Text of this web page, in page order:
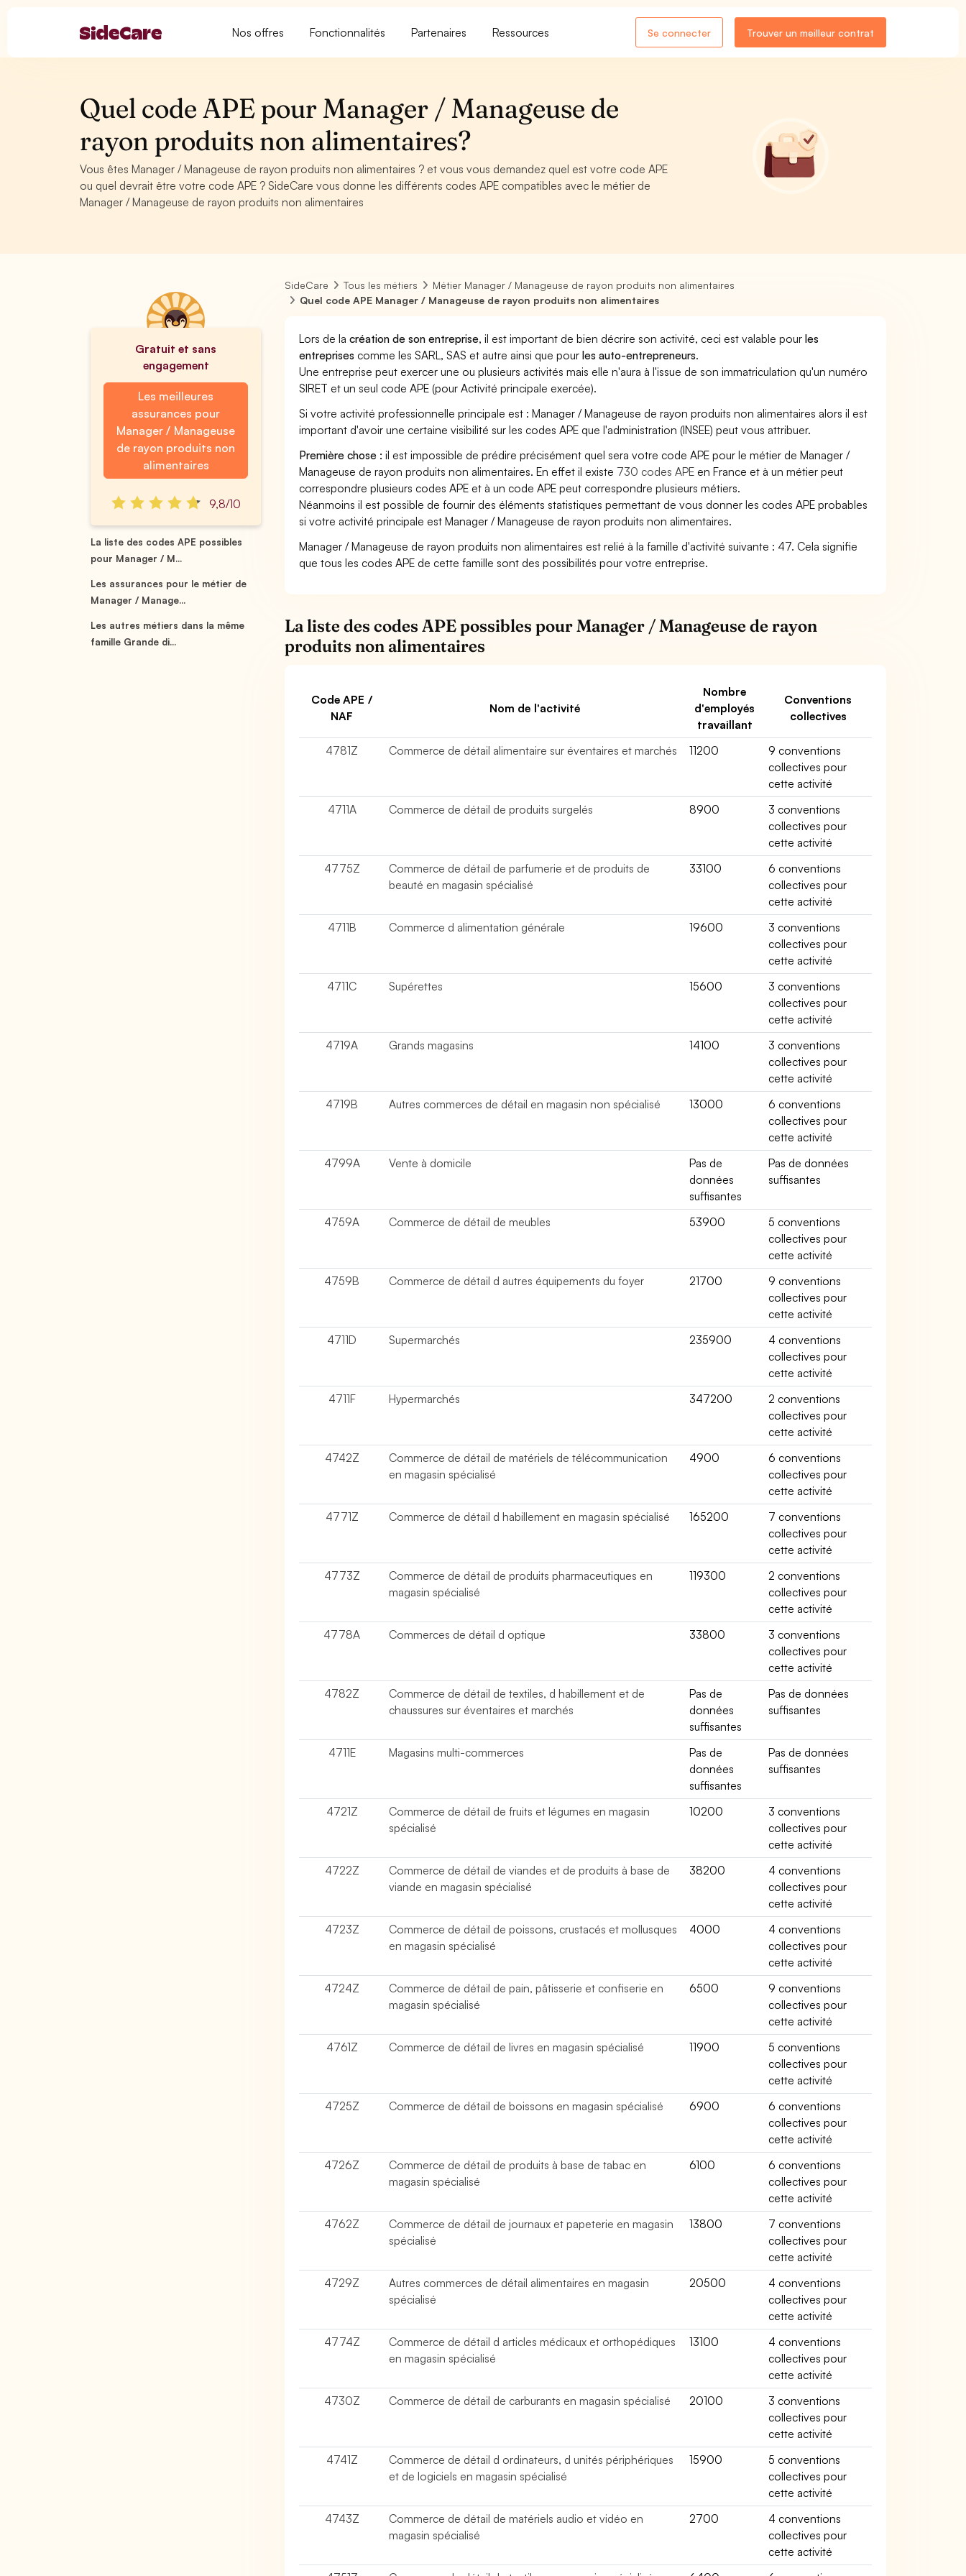
Nos offres Fonctionnalités Partenaires Ressources Se connecter Trouver un meilleur contrat
Quel code APE pour Manager / Manageuse de
rayon produits non alimentaires?
Vous êtes Manager / Manageuse de rayon produits non alimentaires ? et vous vous demandez quel est votre code APE
ou quel devrait être votre code APE ? SideCare vous donne les différents codes APE compatibles avec le métier de
Manager / Manageuse de rayon produits non alimentaires
Gratuit et sans
engagement
Les meilleures
assurances pour
Manager / Manageuse
de rayon produits non
alimentaires
9,8/10
La liste des codes APE possibles
pour Manager / M...
Les assurances pour le métier de
Manager / Manage...
Les autres métiers dans la même
famille Grande di...
SideCare Tous les métiers
Métier Manager / Manageuse de rayon produits non alimentaires
Quel code APE Manager / Manageuse de rayon produits non alimentaires
Lors de lacréation de son entreprise, il est important de bien décrire son activité, ceci est valable pourles
entreprises comme les SARL, SAS et autre ainsi que pourles auto-entrepreneurs.
Une entreprise peut exercer une ou plusieurs activités mais elle n'aura à l'issue de son immatriculation qu'un numéro
SIRET et un seul code APE (pour Activité principale exercée).
Si votre activité professionnelle principale est : Manager / Manageuse de rayon produits non alimentaires alors il est
important d'avoir une certaine visibilité sur les codes APE que l'administration (INSEE) peut vous attribuer.
Première chose : il est impossible de prédire précisément quel sera votre code APE pour le métier de Manager /
Manageuse de rayon produits non alimentaires. En effet il existe 730 codes APE en France et à un métier peut
correspondre plusieurs codes APE et à un code APE peut correspondre plusieurs métiers.
Néanmoins il est possible de fournir des éléments statistiques permettant de vous donner les codes APE probables
si votre activité principale est Manager / Manageuse de rayon produits non alimentaires.
Manager / Manageuse de rayon produits non alimentaires est relié à la famille d'activité suivante : 47. Cela signifie
que tous les codes APE de cette famille sont des possibilités pour votre entreprise.
La liste des codes APE possibles pour Manager / Manageuse de rayon
produits non alimentaires
Code APE /
NAF
Nom de l'activité
Nombre
d'employés
travaillant
Conventions
collectives
4781Z Commerce de détail alimentaire sur éventaires et marchés 11200
9 conventions
collectives pour
cette activité
4711A
Commerce de détail de produits surgelés 8900
3 conventions
collectives pour
cette activité
4775Z
Commerce de détail de parfumerie et de produits de
beauté en magasin spécialisé
33100
6 conventions
collectives pour
cette activité
4711B
Commerce d alimentation générale 19600
3 conventions
collectives pour
cette activité
4711C
Supérettes 15600
3 conventions
collectives pour
cette activité
4719A
Grands magasins 14100
3 conventions
collectives pour
cette activité
4719B
Autres commerces de détail en magasin non spécialisé 13000
6 conventions
collectives pour
cette activité
4799A
Vente à domicile
Pas de
données
suffisantes
Pas de données
suffisantes
4759A Commerce de détail de meubles 53900
5 conventions
collectives pour
cette activité
4759B
Commerce de détail d autres équipements du foyer 21700
9 conventions
collectives pour
cette activité
4711D
Supermarchés 235900
4 conventions
collectives pour
cette activité
4711F
Hypermarchés 347200
2 conventions
collectives pour
cette activité
4742Z
Commerce de détail de matériels de télécommunication
en magasin spécialisé
4900
6 conventions
collectives pour
cette activité
4771Z
Commerce de détail d habillement en magasin spécialisé 165200
7 conventions
collectives pour
cette activité
4773Z
Commerce de détail de produits pharmaceutiques en
magasin spécialisé
119300
2 conventions
collectives pour
cette activité
4778A
Commerces de détail d optique 33800
3 conventions
collectives pour
cette activité
4782Z
Commerce de détail de textiles, d habillement et de
chaussures sur éventaires et marchés
Pas de
données
suffisantes
Pas de données
suffisantes
4711E Magasins multi-commerces
Pas de
données
suffisantes
Pas de données
suffisantes
4721Z
Commerce de détail de fruits et légumes en magasin
spécialisé
10200
3 conventions
collectives pour
cette activité
4722Z
Commerce de détail de viandes et de produits à base de
viande en magasin spécialisé
38200
4 conventions
collectives pour
cette activité
4723Z
Commerce de détail de poissons, crustacés et mollusques
en magasin spécialisé
4000
4 conventions
collectives pour
cette activité
4724Z
Commerce de détail de pain, pâtisserie et confiserie en
magasin spécialisé
6500
9 conventions
collectives pour
cette activité
4761Z
Commerce de détail de livres en magasin spécialisé 11900
5 conventions
collectives pour
cette activité
4725Z
Commerce de détail de boissons en magasin spécialisé 6900
6 conventions
collectives pour
cette activité
4726Z
Commerce de détail de produits à base de tabac en
magasin spécialisé
6100
6 conventions
collectives pour
cette activité
4762Z
Commerce de détail de journaux et papeterie en magasin
spécialisé
13800
7 conventions
collectives pour
cette activité
4729Z
Autres commerces de détail alimentaires en magasin
spécialisé
20500
4 conventions
collectives pour
cette activité
4774Z
Commerce de détail d articles médicaux et orthopédiques
en magasin spécialisé
13100
4 conventions
collectives pour
cette activité
4730Z
Commerce de détail de carburants en magasin spécialisé 20100
3 conventions
collectives pour
cette activité
4741Z
Commerce de détail d ordinateurs, d unités périphériques
et de logiciels en magasin spécialisé
15900
5 conventions
collectives pour
cette activité
4743Z
Commerce de détail de matériels audio et vidéo en
magasin spécialisé
2700
4 conventions
collectives pour
cette activité